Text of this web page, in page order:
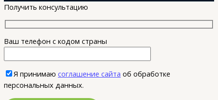
Получить консультацию
Ваш телефон с кодом страны
Я принимаю соглашение сайта об обработке
персональных данных.